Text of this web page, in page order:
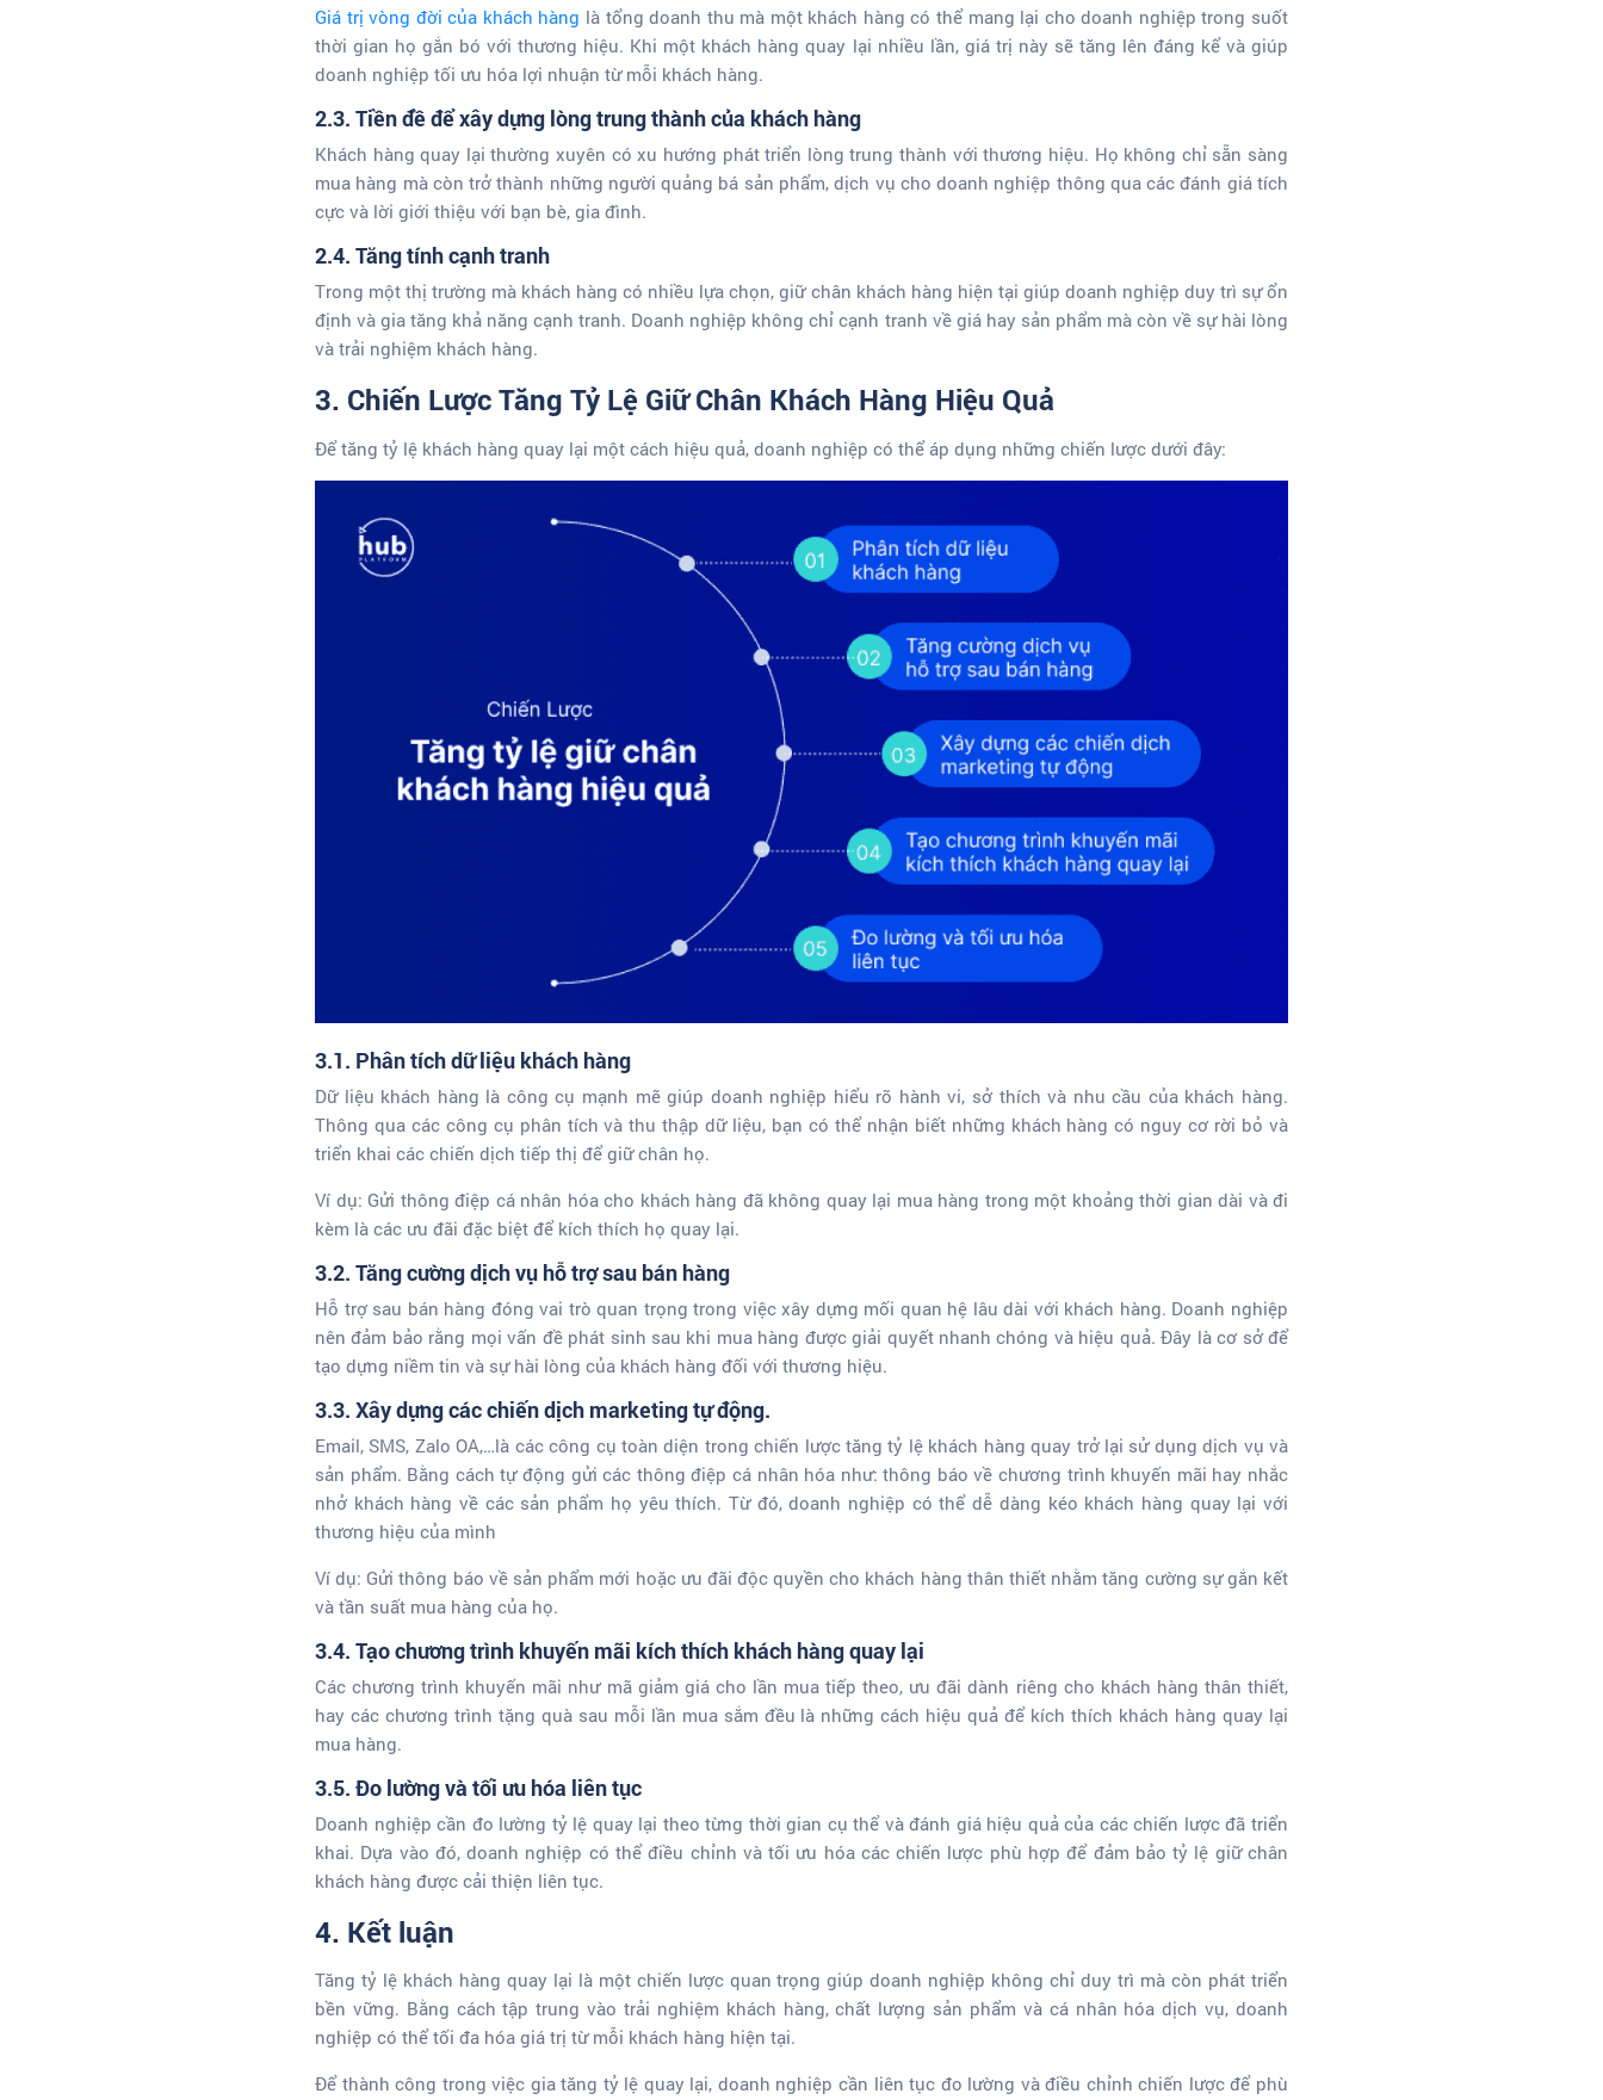
Giá trị vòng đời của khách hàng là tổng doanh thu mà một khách hàng có thể mang lại cho doanh nghiệp trong suốt
thời gian họ gắn bó với thương hiệu. Khi một khách hàng quay lại nhiều lần, giá trị này sẽ tăng lên đáng kể và giúp
doanh nghiệp tối ưu hóa lợi nhuận từ mỗi khách hàng.
2.3. Tiền đề để xây dựng lòng trung thành của khách hàng
Khách hàng quay lại thường xuyên có xu hướng phát triển lòng trung thành với thương hiệu. Họ không chỉ sẵn sàng
mua hàng mà còn trở thành những người quảng bá sản phẩm, dịch vụ cho doanh nghiệp thông qua các đánh giá tích
cực và lời giới thiệu với bạn bè, gia đình.
2.4. Tăng tính cạnh tranh
Trong một thị trường mà khách hàng có nhiều lựa chọn, giữ chân khách hàng hiện tại giúp doanh nghiệp duy trì sự ổn
định và gia tăng khả năng cạnh tranh. Doanh nghiệp không chỉ cạnh tranh về giá hay sản phẩm mà còn về sự hài lòng
và trải nghiệm khách hàng.
3. Chiến Lược Tăng Tỷ Lệ Giữ Chân Khách Hàng Hiệu Quả
Để tăng tỷ lệ khách hàng quay lại một cách hiệu quả, doanh nghiệp có thể áp dụng những chiến lược dưới đây:
3.1. Phân tích dữ liệu khách hàng
Dữ liệu khách hàng là công cụ mạnh mẽ giúp doanh nghiệp hiểu rõ hành vi, sở thích và nhu cầu của khách hàng.
Thông qua các công cụ phân tích và thu thập dữ liệu, bạn có thể nhận biết những khách hàng có nguy cơ rời bỏ và
triển khai các chiến dịch tiếp thị để giữ chân họ.
Ví dụ: Gửi thông điệp cá nhân hóa cho khách hàng đã không quay lại mua hàng trong một khoảng thời gian dài và đi
kèm là các ưu đãi đặc biệt để kích thích họ quay lại.
3.2. Tăng cường dịch vụ hỗ trợ sau bán hàng
Hỗ trợ sau bán hàng đóng vai trò quan trọng trong việc xây dựng mối quan hệ lâu dài với khách hàng. Doanh nghiệp
nên đảm bảo rằng mọi vấn đề phát sinh sau khi mua hàng được giải quyết nhanh chóng và hiệu quả. Đây là cơ sở để
tạo dựng niềm tin và sự hài lòng của khách hàng đối với thương hiệu.
3.3. Xây dựng các chiến dịch marketing tự động.
Email, SMS, Zalo OA,…là các công cụ toàn diện trong chiến lược tăng tỷ lệ khách hàng quay trở lại sử dụng dịch vụ và
sản phẩm. Bằng cách tự động gửi các thông điệp cá nhân hóa như: thông báo về chương trình khuyến mãi hay nhắc
nhở khách hàng về các sản phẩm họ yêu thích. Từ đó, doanh nghiệp có thể dễ dàng kéo khách hàng quay lại với
thương hiệu của mình
Ví dụ: Gửi thông báo về sản phẩm mới hoặc ưu đãi độc quyền cho khách hàng thân thiết nhằm tăng cường sự gắn kết
và tần suất mua hàng của họ.
3.4. Tạo chương trình khuyến mãi kích thích khách hàng quay lại
Các chương trình khuyến mãi như mã giảm giá cho lần mua tiếp theo, ưu đãi dành riêng cho khách hàng thân thiết,
hay các chương trình tặng quà sau mỗi lần mua sắm đều là những cách hiệu quả để kích thích khách hàng quay lại
mua hàng.
3.5. Đo lường và tối ưu hóa liên tục
Doanh nghiệp cần đo lường tỷ lệ quay lại theo từng thời gian cụ thể và đánh giá hiệu quả của các chiến lược đã triển
khai. Dựa vào đó, doanh nghiệp có thể điều chỉnh và tối ưu hóa các chiến lược phù hợp để đảm bảo tỷ lệ giữ chân
khách hàng được cải thiện liên tục.
4. Kết luận
Tăng tỷ lệ khách hàng quay lại là một chiến lược quan trọng giúp doanh nghiệp không chỉ duy trì mà còn phát triển
bền vững. Bằng cách tập trung vào trải nghiệm khách hàng, chất lượng sản phẩm và cá nhân hóa dịch vụ, doanh
nghiệp có thể tối đa hóa giá trị từ mỗi khách hàng hiện tại.
Để thành công trong việc gia tăng tỷ lệ quay lại, doanh nghiệp cần liên tục đo lường và điều chỉnh chiến lược để phù